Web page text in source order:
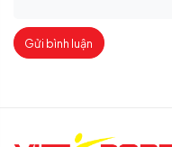
Gửi bình luận